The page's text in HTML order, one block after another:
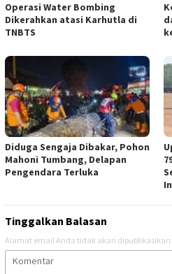
Operasi Water Bombing
Dikerahkan atasi Karhutla di
TNBTS
Diduga Sengaja Dibakar, Pohon
Mahoni Tumbang, Delapan
Pengendara Terluka
Tinggalkan Balasan
Alamat email Anda tidak akan dipublikasikan.